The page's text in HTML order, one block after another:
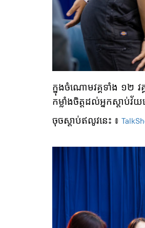
ក្នុងចំណោមវគ្គទាំង ១២
កម្លាំងចិត្តដល់អ្នកស្តាប់វ័យ
ចុចស្តាប់ឥលូវនេះ ៖​